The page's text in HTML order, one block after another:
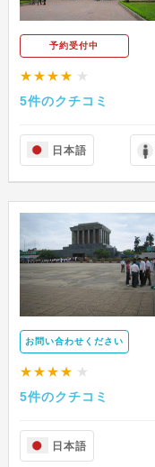
予約受付中
★★★★ ★
5件のクチコミ
日本語
お問い合わせください
★★★★ ★
5件のクチコミ
日本語